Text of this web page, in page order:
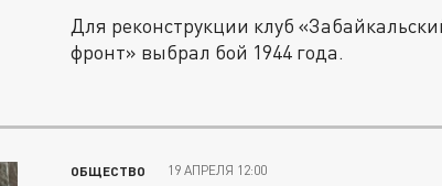
Для реконструкции клуб
фронт» выбрал бой 1944 года.
ОБЩЕСТВО 19 АПРЕЛЯ 12:00